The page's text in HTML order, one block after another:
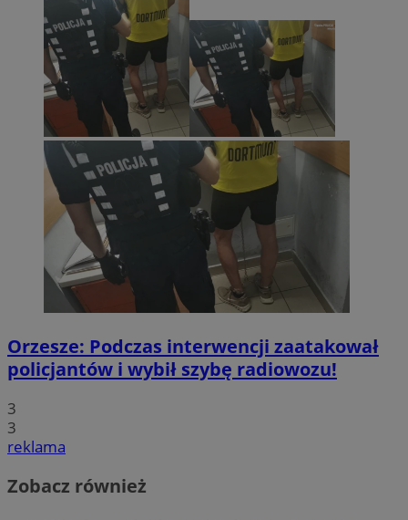
Orzesze: Podczas interwencji zaatakował
policjantów i wybił szybę radiowozu!
3
3
reklama
Zobacz również